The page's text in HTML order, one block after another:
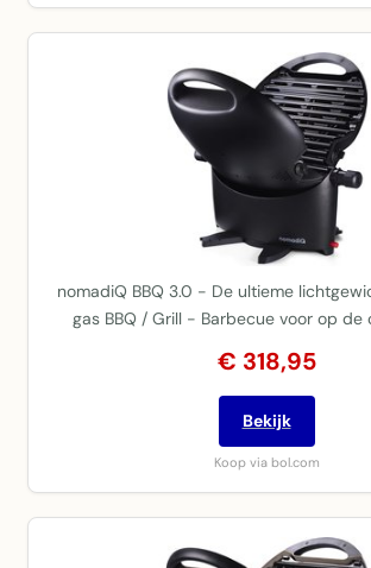
nomadiQ BBQ 3.0 - De ultieme
gas BBQ / Grill - Barbecue voor op de
€ 318,95
Bekijk
Koop via bol.com